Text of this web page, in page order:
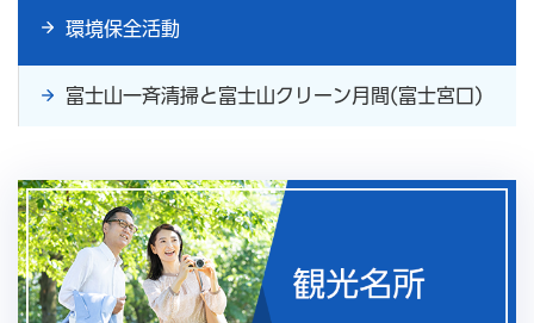
環境保全活動
富士山一斉清掃と富士山クリーン月間(富士宮口)